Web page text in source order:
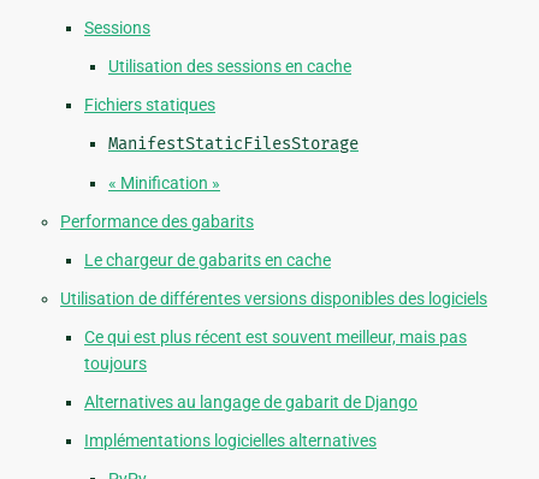
Sessions
Utilisation des sessions en cache
Fichiers statiques
ManifestStaticFilesStorage
« Minification »
Performance des gabarits
Le chargeur de gabarits en cache
Utilisation de différentes versions disponibles des logiciels
Ce qui est plus récent est souvent meilleur, mais pas
toujours
Alternatives au langage de gabarit de Django
Implémentations logicielles alternatives